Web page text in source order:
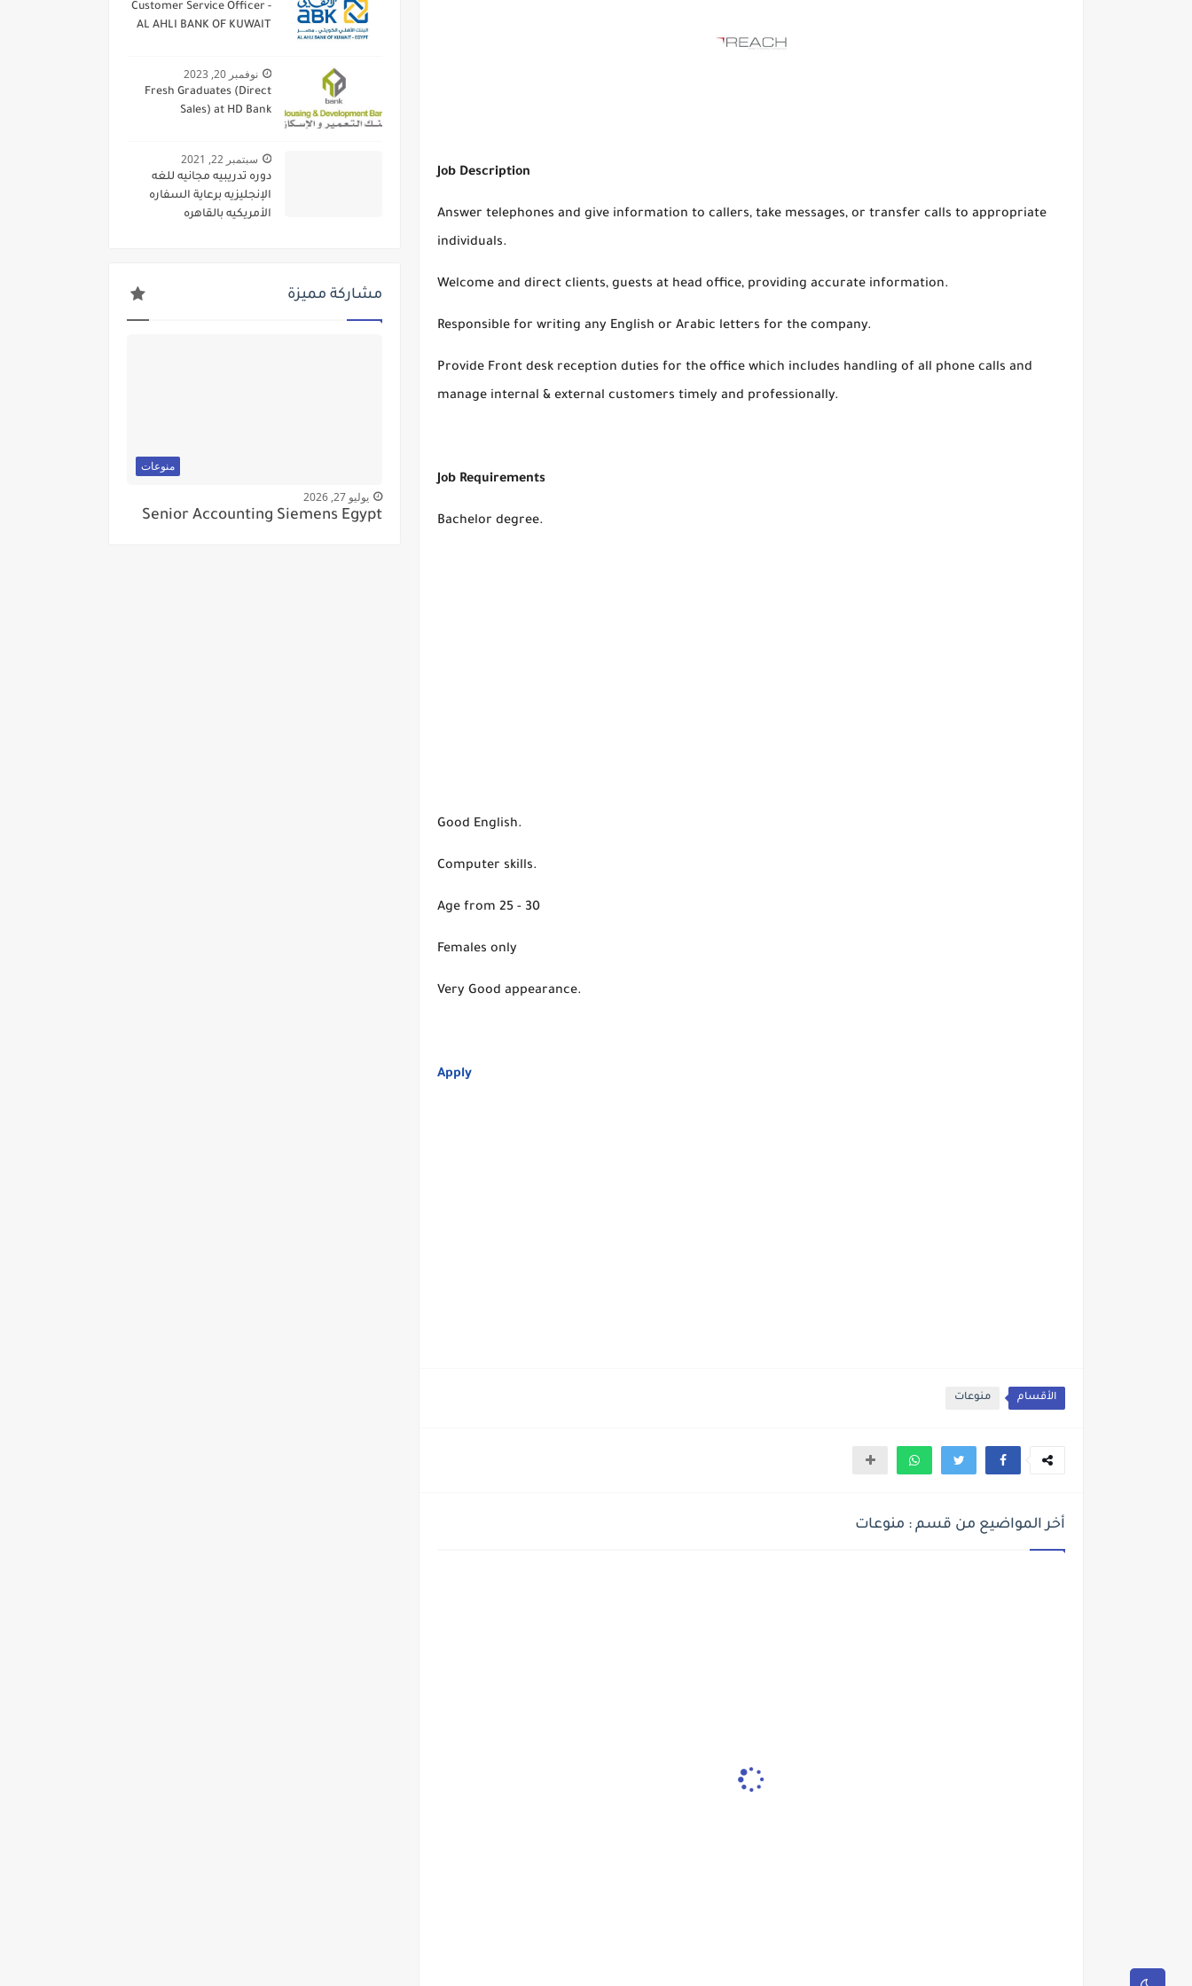
Job Description
Answer telephones and give information to callers, take messages, or transfer calls to appropriate
individuals.
Welcome and direct clients, guests at head office, providing accurate information.
Responsible for writing any English or Arabic letters for the company.
Provide Front desk reception duties for the office which includes handling of all phone calls and
manage internal & external customers timely and professionally.
Job Requirements
Bachelor degree.
Good English.
Computer skills.
Age from 25 - 30
Females only
Very Good appearance.
Apply
الأقسام منوعات
أخر المواضيع من قسم : منوعات
Customer Service Officer -
AL AHLI BANK OF KUWAIT
نوفمبر 20, 2023
Fresh Graduates (Direct
Sales) at HD Bank
سبتمبر 22, 2021
دوره تدريبيه مجانيه للغه
الإنجليزيه برعاية السفاره
الأمريكيه بالقاهره
مشاركة مميزة
منوعات
يوليو 27, 2026
Senior Accounting Siemens Egypt